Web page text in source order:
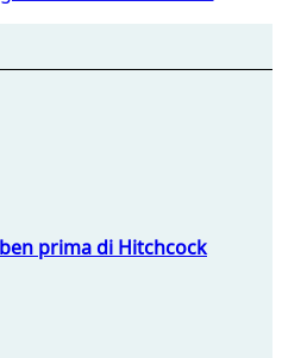
prima di Hitchcock